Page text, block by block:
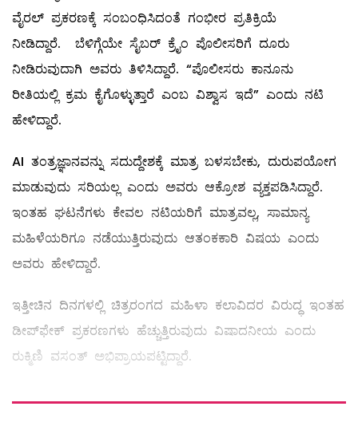
ವೈರಲ್ ಪ್ರಕರಣಕ್ಕೆ ಸಂಬಂಧಿಸಿದಂತೆ ಗಂಭೀರ ಪ್ರತಿಕ್ರಿಯೆ
ನೀಡಿದ್ದಾರೆ. ಬೆಳಿಗ್ಗೆಯೇ ಸೈಬರ್ ಕ್ರೈಂ ಪೊಲೀಸರಿಗೆ ದೂರು
ನೀಡಿರುವುದಾಗಿ ಅವರು ತಿಳಿಸಿದ್ದಾರೆ. “ಪೊಲೀಸರು ಕಾನೂನು
ರೀತಿಯಲ್ಲಿ ಕ್ರಮ ಕೈಗೊಳ್ಳುತ್ತಾರೆ ಎಂಬ ವಿಶ್ವಾಸ ಇದೆ” ಎಂದು ನಟಿ
ಹೇಳಿದ್ದಾರೆ.
AI ತಂತ್ರಜ್ಞಾನವನ್ನು ಸದುದ್ದೇಶಕ್ಕೆ ಮಾತ್ರ ಬಳಸಬೇಕು, ದುರುಪಯೋಗ
ಮಾಡುವುದು ಸರಿಯಲ್ಲ ಎಂದು ಅವರು ಆಕ್ರೋಶ ವ್ಯಕ್ತಪಡಿಸಿದ್ದಾರೆ.
ಇಂತಹ ಘಟನೆಗಳು ಕೇವಲ ನಟಿಯರಿಗೆ ಮಾತ್ರವಲ್ಲ, ಸಾಮಾನ್ಯ
ಮಹಿಳೆಯರಿಗೂ ನಡೆಯುತ್ತಿರುವುದು ಆತಂಕಕಾರಿ ವಿಷಯ ಎಂದು
ಅವರು ಹೇಳಿದ್ದಾರೆ.
ಇತ್ತೀಚಿನ ದಿನಗಳಲ್ಲಿ ಚಿತ್ರರಂಗದ ಮಹಿಳಾ ಕಲಾವಿದರ ವಿರುದ್ಧ ಇಂತಹ
ಡೀಪ್‌ಫೇಕ್ ಪ್ರಕರಣಗಳು ಹೆಚ್ಚುತ್ತಿರುವುದು ವಿಷಾದನೀಯ ಎಂದು
ರುಕ್ಮಿಣಿ ವಸಂತ್ ಅಭಿಪ್ರಾಯಪಟ್ಟಿದ್ದಾರೆ.